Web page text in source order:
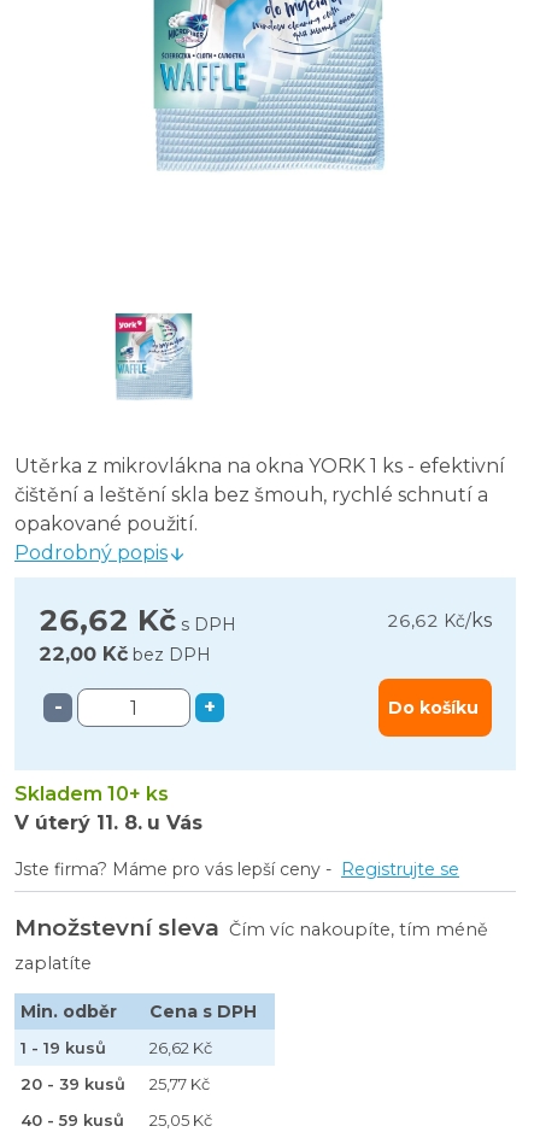
Utěrka z mikrovlákna na okna YORK 1 ks - efektivní
čištění a leštění skla bez šmouh, rychlé schnutí a
opakované použití.
Podrobný popis
26,62 Kč s DPH 26,62 Kč/ks
22,00 Kč bez DPH
- + Do košíku
Skladem 10+ ks
V úterý 11. 8. u Vás
Jste firma? Máme pro vás lepší ceny - Registrujte se
Množstevní sleva Čím víc nakoupíte, tím méně
zaplatíte
Min. odběr Cena s DPH
1 - 19 kusů
26,62 Kč
20 - 39 kusů
25,77 Kč
40 - 59 kusů
25,05 Kč